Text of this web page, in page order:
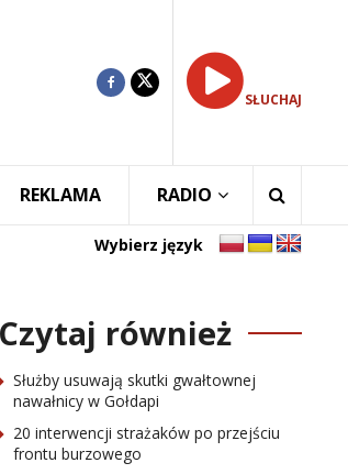
SŁUCHAJ
REKLAMA RADIO
Wybierz język
Czytaj również
Służby usuwają skutki gwałtownej
nawałnicy w Gołdapi
20 interwencji strażaków po przejściu
frontu burzowego